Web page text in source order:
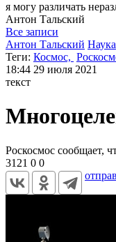
я могу различать
Антон Тальский
Все записи
Антон Тальский Наука
Теги: Космос,
18:44 29 июля 2021
текст
Роскосмос сообщает,
3121 0 0